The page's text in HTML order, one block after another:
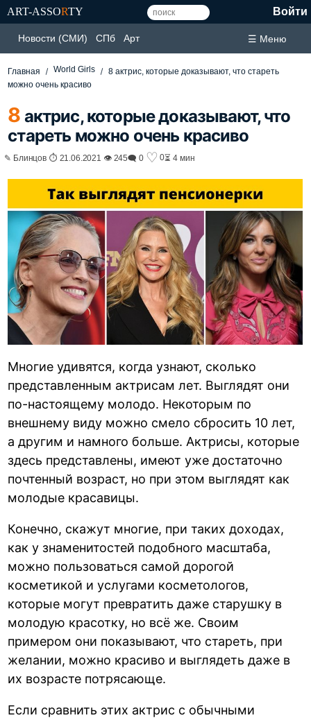
ART-ASSORTY Войти
Новости (СМИ) СПб Арт ☰ Меню
Главная World Girls
8 актрис, которые доказывают, что стареть
можно очень красиво
8 актрис, которые доказывают, что
стареть можно очень красиво
✎ Блинцов ⏱ 21.06.2021 👁 245🗨 0 ♡ 0⏳ 4 мин
Многие удивятся, когда узнают, сколько
представленным актрисам лет. Выглядят они
по-настоящему молодо. Некоторым по
внешнему виду можно смело сбросить 10 лет,
а другим и намного больше. Актрисы, которые
здесь представлены, имеют уже достаточно
почтенный возраст, но при этом выглядят как
молодые красавицы.
Конечно, скажут многие, при таких доходах,
как у знаменитостей подобного масштаба,
можно пользоваться самой дорогой
косметикой и услугами косметологов,
которые могут превратить даже старушку в
молодую красотку, но всё же. Своим
примером они показывают, что стареть, при
желании, можно красиво и выглядеть даже в
их возрасте потрясающе.
Если сравнить этих актрис с обычными